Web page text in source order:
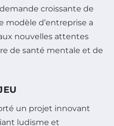
croissante de
modèle d’entreprise a
nouvelles attentes
de santé mentale et de
un projet innovant
ludisme et